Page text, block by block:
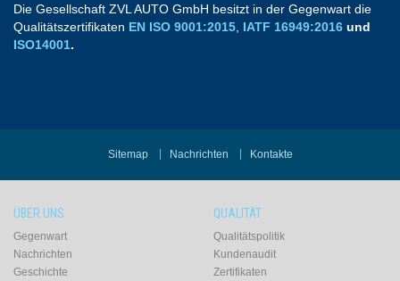
Die Gesellschaft ZVL AUTO GmbH besitzt in der Gegenwart die
Qualitätszertifikaten EN ISO 9001:2015 IATF 16949:2016 und
ISO14001.
Sitemap Nachrichten Kontakte
ÜBER UNS
Gegenwart
Nachrichten
Geschichte
QUALITÄT
Qualitätspolitik
Kundenaudit
Zertifikaten